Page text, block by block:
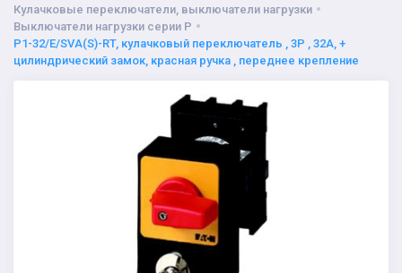
Кулачковые переключатели, выключатели нагрузки
Выключатели нагрузки серии P
P1-32/E/SVA(S)-RT, кулачковый переключатель , 3P , 32A, +
цилиндрический замок, красная ручка , переднее крепление